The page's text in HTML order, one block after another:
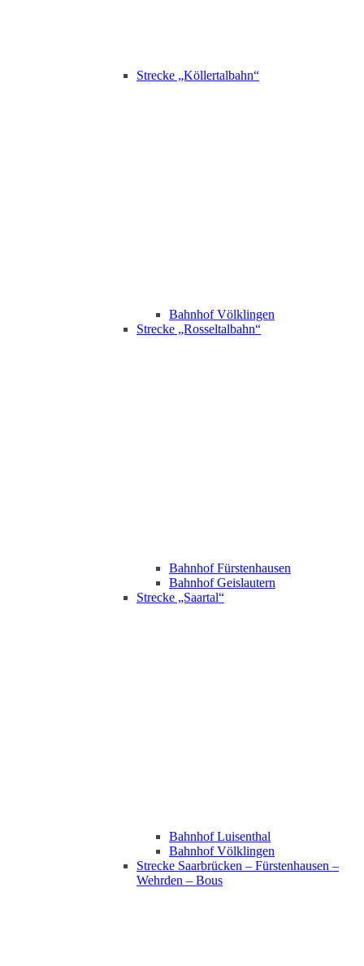
Strecke „Köllertalbahn“
Bahnhof Völklingen
Strecke „Rosseltalbahn“
Bahnhof Fürstenhausen
Bahnhof Geislautern
Strecke „Saartal“
Bahnhof Luisenthal
Bahnhof Völklingen
Strecke Saarbrücken – Fürstenhausen –
Wehrden – Bous